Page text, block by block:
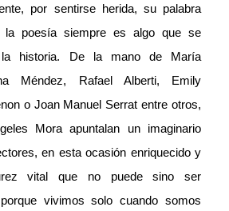
por sentirse herida, su palabra
la poesía siempre es algo que se
la historia. De la mano de María
Méndez, Rafael Alberti, Emily
o Joan Manuel Serrat entre otros,
Mora apuntalan un imaginario
en esta ocasión enriquecido y
vital que no puede sino ser
vivimos solo cuando somos